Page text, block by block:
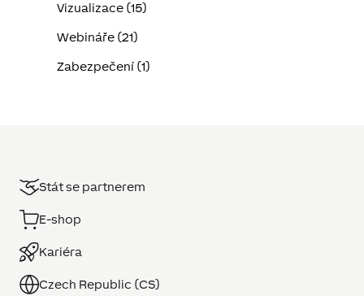
Vizualizace (15)
Webináře (21)
Zabezpečení (1)
Stát se partnerem
E-shop
Kariéra
Czech Republic (CS)